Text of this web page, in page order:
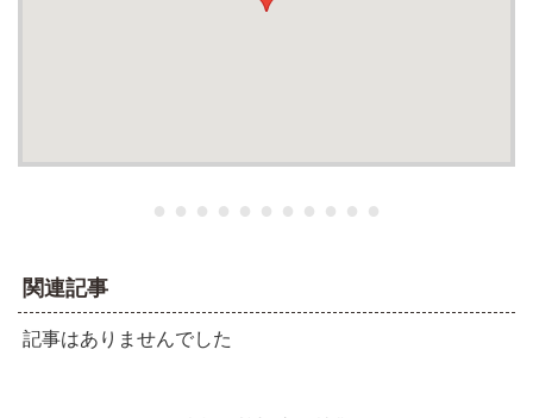
● ● ● ● ● ● ● ● ● ● ●
関連記事
記事はありませんでした